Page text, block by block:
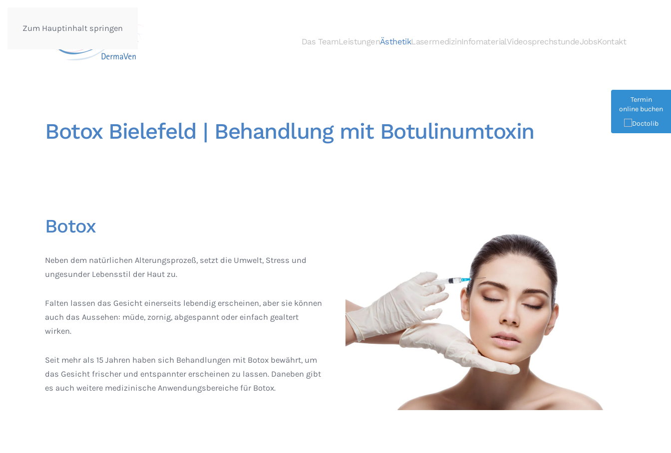
Zum Hauptinhalt springen
Das TeamLeistungenÄsthetikLasermedizinInfomaterialVideosprechstundeJobsKontakt
Botox Bielefeld | Behandlung mit Botulinumtoxin
Botox
Neben dem natürlichen Alterungsprozeß, setzt die Umwelt, Stress und
ungesunder Lebensstil der Haut zu.
Falten lassen das Gesicht einerseits lebendig erscheinen, aber sie können
auch das Aussehen: müde, zornig, abgespannt oder einfach gealtert
wirken.
Seit mehr als 15 Jahren haben sich Behandlungen mit Botox bewährt, um
das Gesicht frischer und entspannter erscheinen zu lassen. Daneben gibt
es auch weitere medizinische Anwendungsbereiche für Botox.
Termin
online buchen